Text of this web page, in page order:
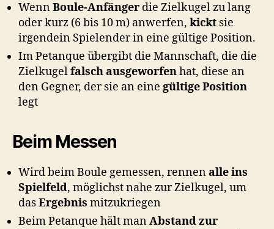
WennBoule-Anfänger die Zielkugel zu lang
oder kurz (6 bis 10 m) anwerfen, kickt sie
irgendein Spielender in eine gültige Position.
Im Petanque übergibt die Mannschaft, die die
Zielkugelfalsch ausgeworfenhat, diese an
den Gegner, der sie an eine gültige Position
legt
Beim Messen
Wird beim Boule gemessen, rennenalle ins
Spielfeld, möglichst nahe zur Zielkugel, um
dasErgebnis mitzukriegen
Beim Petanque hält manAbstand zur